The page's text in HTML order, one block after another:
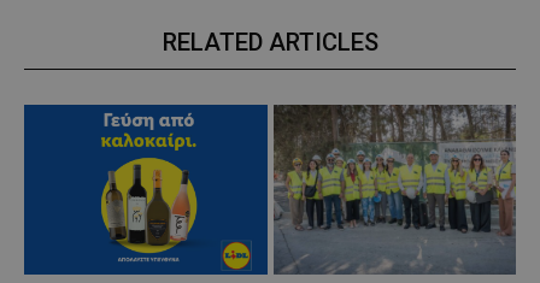
RELATED ARTICLES